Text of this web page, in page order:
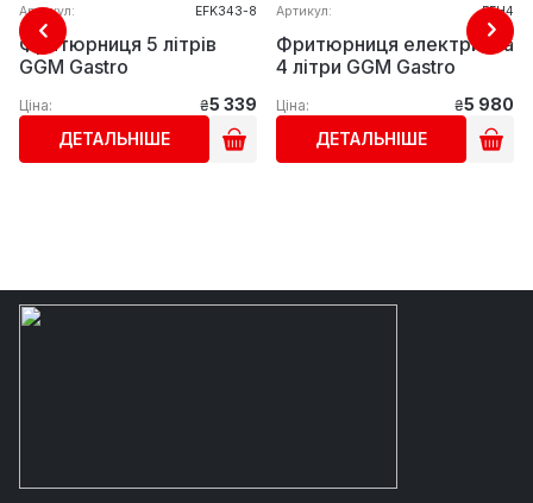
Артикул: EFK343-8
Фритюрниця 5 літрів
GGM Gastro
Ціна: ₴5 339
ДЕТАЛЬНІШЕ
Артикул: EFH4
Фритюрниця електрична
4 літри GGM Gastro
Ціна: ₴5 980
ДЕТАЛЬНІШЕ